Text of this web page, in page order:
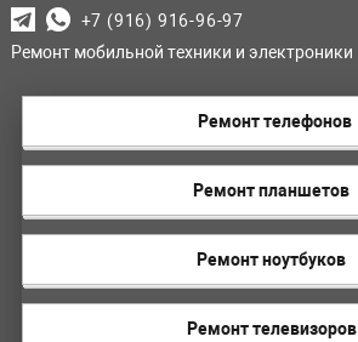
+7 (916) 916-96-97
Ремонт мобильной техники и электроники
Ремонт телефонов
Ремонт планшетов
Ремонт ноутбуков
Ремонт телевизоров